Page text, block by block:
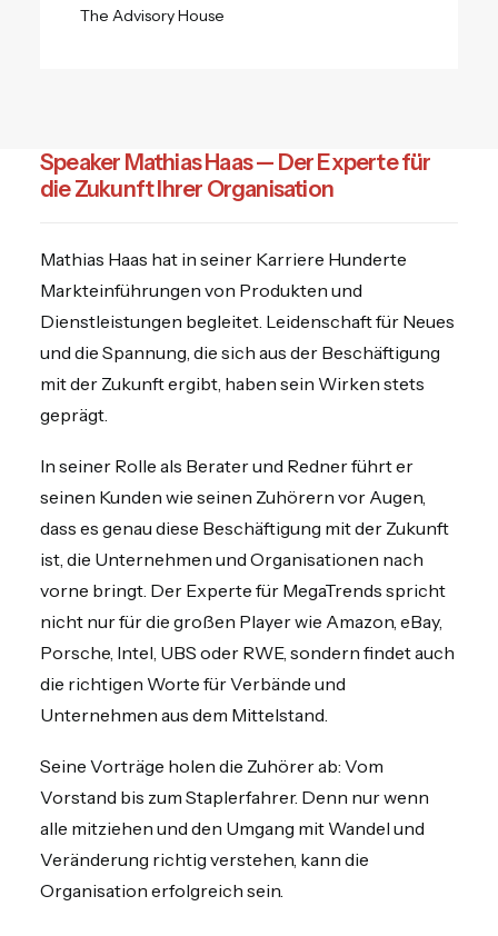
The Advisory House
Speaker Mathias Haas — Der Experte für
die Zukunft Ihrer Organisation
Mathias Haas hat in seiner Karriere Hunderte
Markteinführungen von Produkten und
Dienstleistungen begleitet. Leidenschaft für Neues
und die Spannung, die sich aus der Beschäftigung
mit der Zukunft ergibt, haben sein Wirken stets
geprägt.
In seiner Rolle als Berater und Redner führt er
seinen Kunden wie seinen Zuhörern vor Augen,
dass es genau diese Beschäftigung mit der Zukunft
ist, die Unternehmen und Organisationen nach
vorne bringt. Der Experte für MegaTrends spricht
nicht nur für die großen Player wie Amazon, eBay,
Porsche, Intel, UBS oder RWE, sondern findet auch
die richtigen Worte für Verbände und
Unternehmen aus dem Mittelstand.
Seine Vorträge holen die Zuhörer ab: Vom
Vorstand bis zum Staplerfahrer. Denn nur wenn
alle mitziehen und den Umgang mit Wandel und
Veränderung richtig verstehen, kann die
Organisation erfolgreich sein.